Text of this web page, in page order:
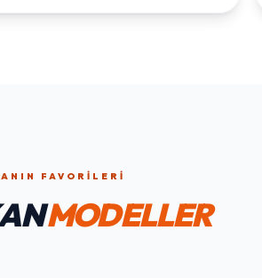
FAVORILERI
MODELLER